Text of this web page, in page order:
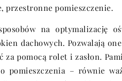
przestronne pomieszczenie.
na optymalizację
dachowych. Pozwalają
pomocą rolet i zasłon.
pomieszczenia – równie